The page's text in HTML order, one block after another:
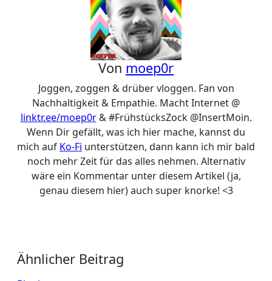
Von moep0r
Joggen, zoggen & drüber vloggen. Fan von
Nachhaltigkeit & Empathie. Macht Internet @
linktr.ee/moep0r& #FrühstücksZock @InsertMoin.
Wenn Dir gefällt, was ich hier mache, kannst du
mich auf Ko-Fi unterstützen, dann kann ich mir bald
noch mehr Zeit für das alles nehmen. Alternativ
wäre ein Kommentar unter diesem Artikel (ja,
genau diesem hier) auch super knorke! <3
Ähnlicher Beitrag